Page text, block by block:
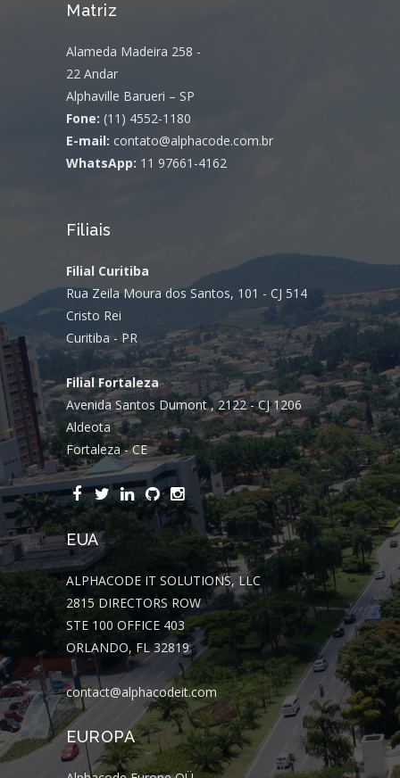
Matriz
Alameda Madeira 258 -
22 Andar
Alphaville Barueri – SP
Fone: (11) 4552-1180
E-mail: contato@alphacode.com.br
WhatsApp: 11 97661-4162
Filiais
Filial Curitiba
Rua Zeila Moura dos Santos, 101 - CJ 514
Cristo Rei
Curitiba - PR
Filial Fortaleza
Avenida Santos Dumont , 2122 - CJ 1206
Aldeota
Fortaleza - CE
EUA
ALPHACODE IT SOLUTIONS, LLC
2815 DIRECTORS ROW
STE 100 OFFICE 403
ORLANDO, FL 32819
contact@alphacodeit.com
EUROPA